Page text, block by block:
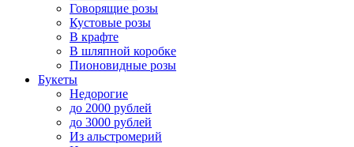
Говорящие розы
Кустовые розы
В крафте
В шляпной коробке
Пионовидные розы
Букеты
Недорогие
до 2000 рублей
до 3000 рублей
Из альстромерий